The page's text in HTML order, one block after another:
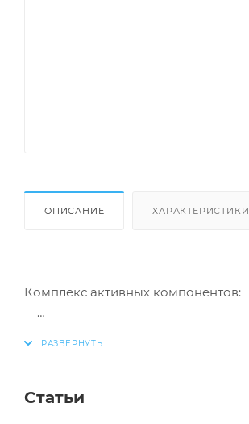
ОПИСАНИЕ ХАРАКТЕРИСТИКИ
Комплекс активных компонентов:
Статьи